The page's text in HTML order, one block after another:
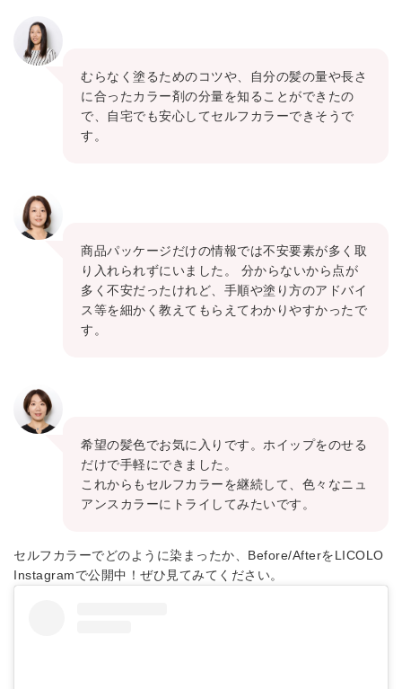
むらなく塗るためのコツや、自分の髪の量や長さ
に合ったカラー剤の分量を知ることができたの
で、自宅でも安心してセルフカラーできそうで
す。
商品パッケージだけの情報では不安要素が多く取
り入れられずにいました。 分からないから点が
多く不安だったけれど、手順や塗り方のアドバイ
ス等を細かく教えてもらえてわかりやすかったで
す。
希望の髪色でお気に入りです。ホイップをのせる
だけで手軽にできました。
これからもセルフカラーを継続して、色々なニュ
アンスカラーにトライしてみたいです。
セルフカラーでどのように染まったか、Before/AfterをLICOLO
Instagramで公開中！ぜひ見てみてください。